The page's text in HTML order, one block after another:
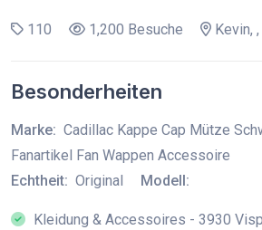
110 1,200 Besuche Kevin,
Besonderheiten
Marke: Cadillac Kappe Cap Mütze
Fanartikel Fan Wappen Accessoire
Echtheit: Original Modell:
Kleidung & Accessoires - 3930 Visp